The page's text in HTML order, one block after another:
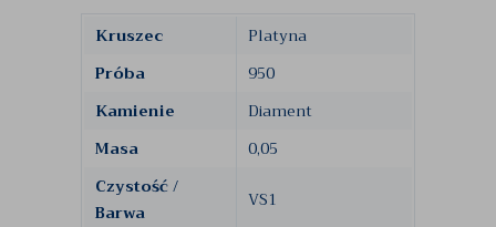
Kruszec
Platyna
Próba
950
Kamienie
Diament
Masa
0,05
Czystość /
Barwa
VS1